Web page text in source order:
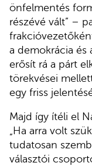
önfelmentés
részévé vált” –
a demokrácia és
erősít rá a párt
törekvései
egy friss
Majd így ítéli el
„Ha arra volt
tudatosan
választói